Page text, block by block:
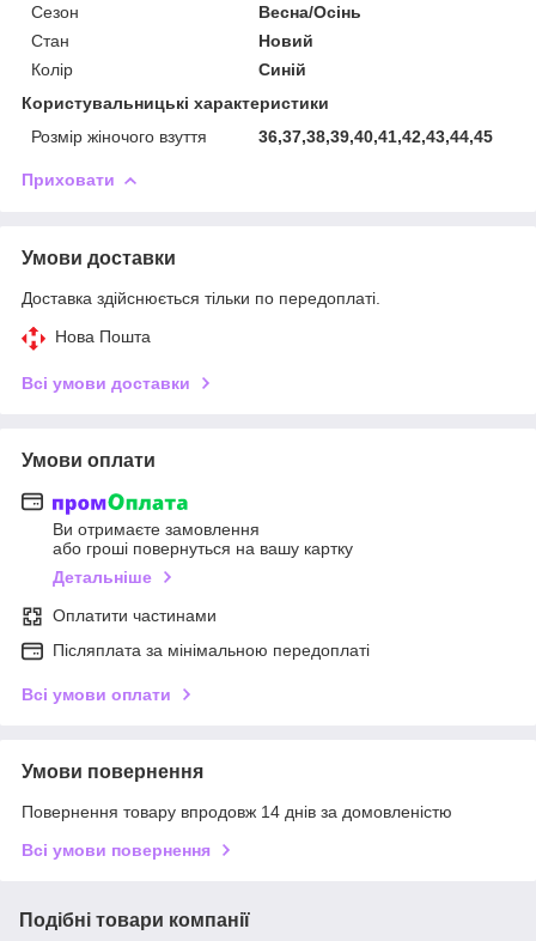
Сезон
Весна/Осінь
Стан
Новий
Колір
Синій
Користувальницькі характеристики
Розмір жіночого взуття
36,37,38,39,40,41,42,43,44,45
Приховати
Умови доставки
Доставка здійснюється тільки по передоплаті.
Нова Пошта
Всі умови доставки
Умови оплати
Ви отримаєте замовлення
або гроші повернуться на вашу картку
Детальніше
Оплатити частинами
Післяплата за мінімальною передоплаті
Всі умови оплати
Умови повернення
Повернення товару впродовж 14 днів за домовленістю
Всі умови повернення
Подібні товари компанії